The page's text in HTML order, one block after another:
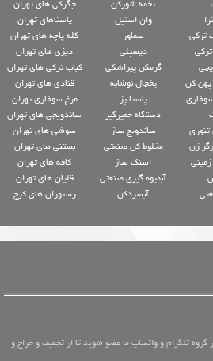
ترکی
پهن کن
تنوری
زن
تخمه شورکن
وان استیل
سماور
دیسپلی
گرمکن پیراشکی
یخچال نوشابه
پاستا پز
دستگاه خمیرگیر
ساندویچ ساز
مخلوط کن صنعتی
اسنک ساز
آبمیوه گیری صنعتی
آبسردکن
جگرکی های تهران
پاستاهای تهران
کله پاچه های تهران
دیزی های تهران
کباب ترکی های تهران
قنادی های تهران
مرغ سوخاری تهران
ساندویچی های تهران
سوشی های تهران
بستنی های تهران
کافه های تهران
قلیان های تهران
رستوران های کرج
تلگرام و واتساپ ما عضو شوید تا از تخفیف و حراج و